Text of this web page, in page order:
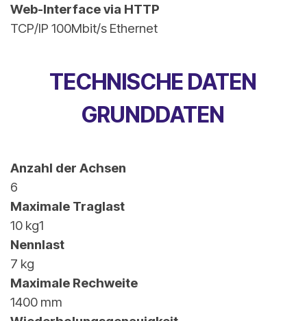
Web-Interface via HTTP
TCP/IP 100Mbit/s Ethernet
TECHNISCHE DATEN
GRUNDDATEN
Anzahl der Achsen
6
Maximale Traglast
10 kg1
Nennlast
7 kg
Maximale Rechweite
1400 mm